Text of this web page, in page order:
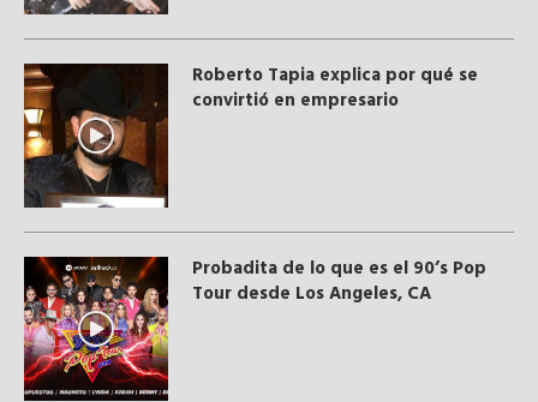
Roberto Tapia explica por qué se
convirtió en empresario
Probadita de lo que es el 90’s Pop
Tour desde Los Angeles, CA